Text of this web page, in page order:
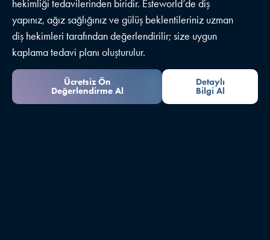
hekimliği tedavilerinden biridir. Esteworld’de diş
yapınız, ağız sağlığınız ve gülüş beklentileriniz uzman
diş hekimleri tarafından değerlendirilir; size uygun
kaplama tedavi planı oluşturulur.
Ücretsiz Ön
Değerlendirme Al
Detaylı
Bilgi Al